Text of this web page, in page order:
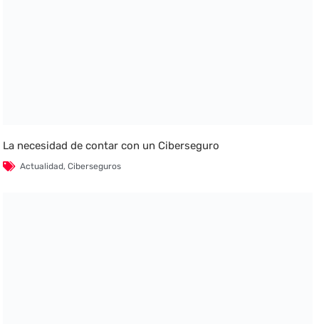
La necesidad de contar con un Ciberseguro
Actualidad,Ciberseguros